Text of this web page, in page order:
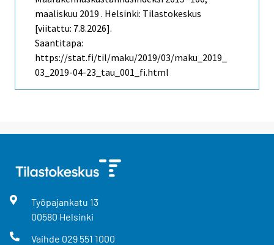
maaliskuu 2019 . Helsinki: Tilastokeskus
[viitattu: 7.8.2026].
Saantitapa:
https://stat.fi/til/maku/2019/03/maku_2019_
03_2019-04-23_tau_001_fi.html
Työpajankatu 13
00580 Helsinki
Vaihde 029 551 1000